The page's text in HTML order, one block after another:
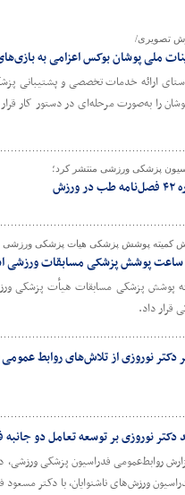
تصویری/
ملی پوشان بوکس اعزامی به
ارائه خدمات تخصصی و پشتیبانی
پزشکی ورزشی منتشر کرد؛
کمیته پوشش پزشکی هیات پزشکی
قرار داد.
دکتر نوروزی از تلاش‌های روابط
دکتر نوروزی بر توسعه تعامل دو
روابط‌عمومی فدراسیون پزشکی ورزشی،
ورزش‌های ناشنوایان، با دکتر